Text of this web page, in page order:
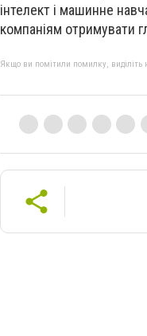
інтелект і машинне
компаніям отримувати
Якщо ви помітили помилку, виділіть